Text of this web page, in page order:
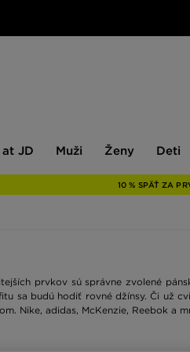
JD Muži Ženy Deti
10 % SPÄŤ ZA
prvkov sú správne zvolené
sa budú hodiť rovné džínsy. Či už
Nike, adidas, McKenzie, Reebok